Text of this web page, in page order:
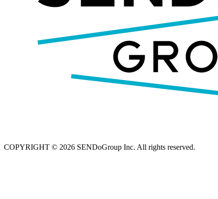
COPYRIGHT © 2026 SENDoGroup Inc. All rights reserved.